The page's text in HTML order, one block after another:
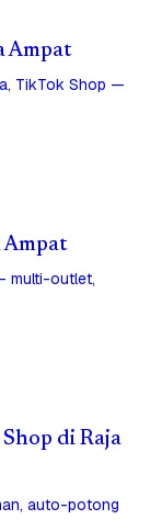
Ampat
TikTok Shop —
Ampat
multi-outlet,
di Raja
auto-potong